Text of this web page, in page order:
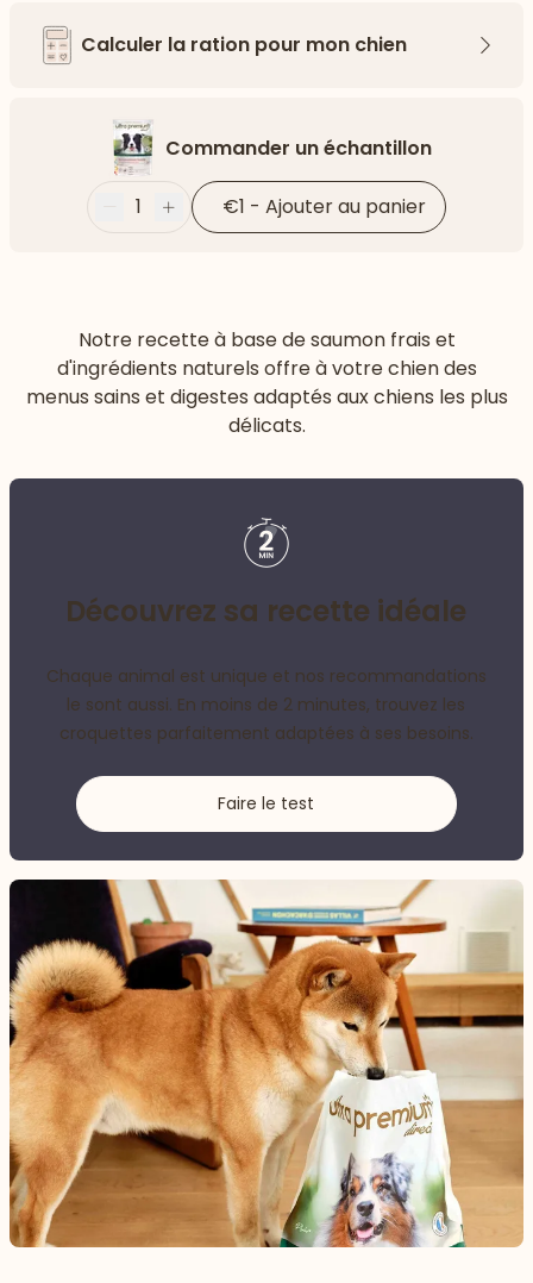
Calculer la ration pour mon chien
Commander un échantillon
Moins
1 Plus €1 - Ajouter au panier
Notre recette à base de saumon frais et
d'ingrédients naturels offre à votre chien des
menus sains et digestes adaptés aux chiens les plus
délicats.
Découvrez sa recette idéale
Chaque animal est unique et nos recommandations
le sont aussi. En moins de 2 minutes, trouvez les
croquettes parfaitement adaptées à ses besoins.
Faire le test